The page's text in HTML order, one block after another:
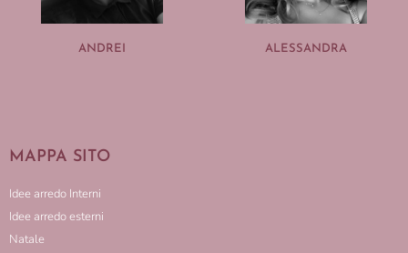
ANDREI ALESSANDRA
MAPPA SITO
Idee arredo Interni
Idee arredo esterni
Natale